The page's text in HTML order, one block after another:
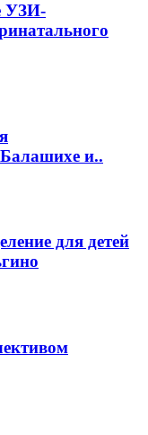
УЗИ-
и..
для детей